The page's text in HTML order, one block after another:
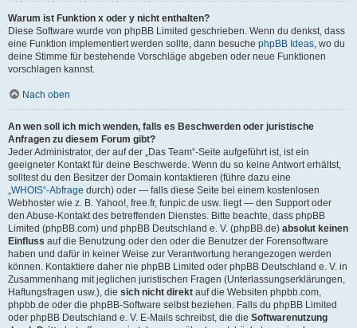
Warum ist Funktion x oder y nicht enthalten?
Diese Software wurde von phpBB Limited geschrieben. Wenn du denkst, dass
eine Funktion implementiert werden sollte, dann besuche phpBB Ideas, wo du
deine Stimme für bestehende Vorschläge abgeben oder neue Funktionen
vorschlagen kannst.
Nach oben
An wen soll ich mich wenden, falls es Beschwerden oder juristische
Anfragen zu diesem Forum gibt?
Jeder Administrator, der auf der „Das Team“-Seite aufgeführt ist, ist ein
geeigneter Kontakt für deine Beschwerde. Wenn du so keine Antwort erhältst,
solltest du den Besitzer der Domain kontaktieren (führe dazu eine
„WHOIS“-Abfrage durch) oder — falls diese Seite bei einem kostenlosen
Webhoster wie z. B. Yahoo!, free.fr, funpic.de usw. liegt — den Support oder
den Abuse-Kontakt des betreffenden Dienstes. Bitte beachte, dass phpBB
Limited (phpBB.com) und phpBB Deutschland e. V. (phpBB.de) absolut keinen
Einfluss auf die Benutzung oder den oder die Benutzer der Forensoftware
haben und dafür in keiner Weise zur Verantwortung herangezogen werden
können. Kontaktiere daher nie phpBB Limited oder phpBB Deutschland e. V. in
Zusammenhang mit jeglichen juristischen Fragen (Unterlassungserklärungen,
Haftungsfragen usw.), die sich nicht direkt auf die Websiten phpbb.com,
phpbb.de oder die phpBB-Software selbst beziehen. Falls du phpBB Limited
oder phpBB Deutschland e. V. E-Mails schreibst, die die Softwarenutzung